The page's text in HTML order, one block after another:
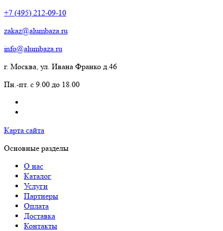
+7 (495) 212-09-10
zakaz@alumbaza.ru
info@alumbaza.ru
г. Москва, ул. Ивана Франко д.46
Пн.-пт. с 9.00 до 18.00
Карта сайта
Основные разделы
О нас
Каталог
Услуги
Партнеры
Оплата
Доставка
Контакты